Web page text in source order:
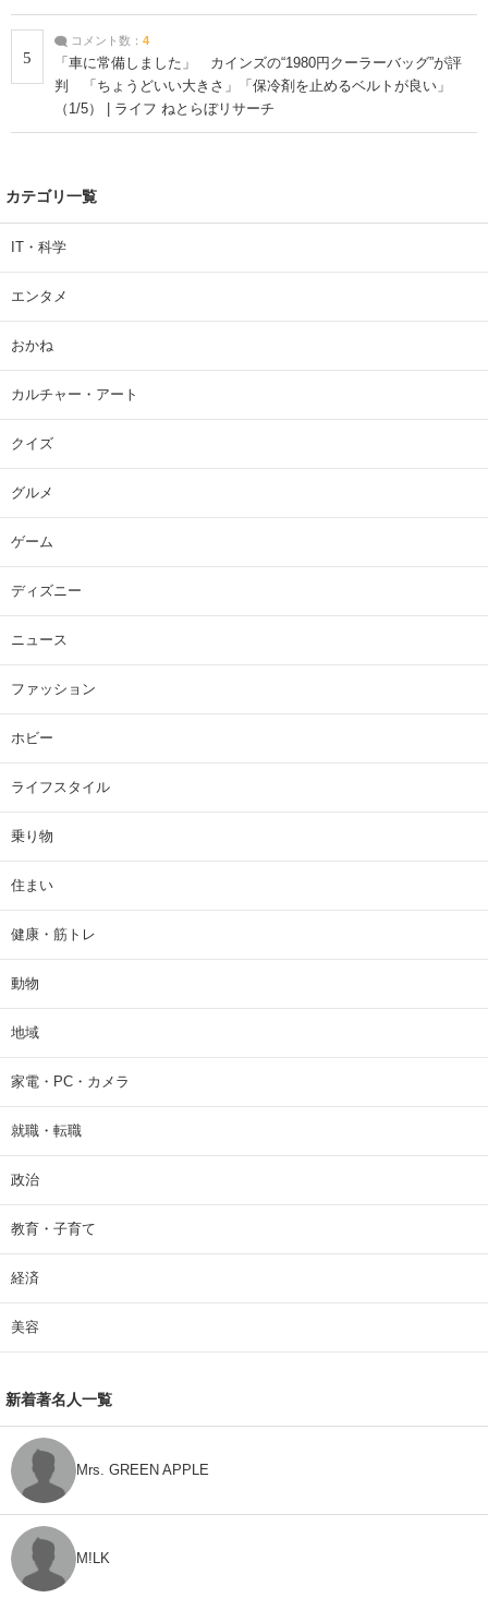
5
コメント数： 4
「車に常備しました」 カインズの“1980円クーラーバッグ”が評
判 「ちょうどいい大きさ」「保冷剤を止めるベルトが良い」
（1/5） | ライフ ねとらぼリサーチ
カテゴリ一覧
IT・科学
エンタメ
おかね
カルチャー・アート
クイズ
グルメ
ゲーム
ディズニー
ニュース
ファッション
ホビー
ライフスタイル
乗り物
住まい
健康・筋トレ
動物
地域
家電・PC・カメラ
就職・転職
政治
教育・子育て
経済
美容
新着著名人一覧
Mrs. GREEN APPLE
M!LK